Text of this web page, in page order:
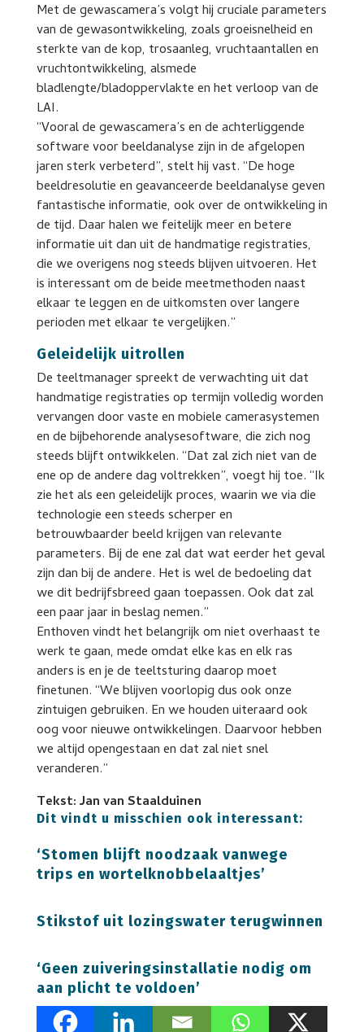
Met de gewascamera’s volgt hij cruciale parameters
van de gewasontwikkeling, zoals groeisnelheid en
sterkte van de kop, trosaanleg, vruchtaantallen en
vruchtontwikkeling, alsmede
bladlengte/bladoppervlakte en het verloop van de
LAI.
“Vooral de gewascamera’s en de achterliggende
software voor beeldanalyse zijn in de afgelopen
jaren sterk verbeterd”, stelt hij vast. “De hoge
beeldresolutie en geavanceerde beeldanalyse geven
fantastische informatie, ook over de ontwikkeling in
de tijd. Daar halen we feitelijk meer en betere
informatie uit dan uit de handmatige registraties,
die we overigens nog steeds blijven uitvoeren. Het
is interessant om de beide meetmethoden naast
elkaar te leggen en de uitkomsten over langere
perioden met elkaar te vergelijken.”
Geleidelijk uitrollen
De teeltmanager spreekt de verwachting uit dat
handmatige registraties op termijn volledig worden
vervangen door vaste en mobiele camerasystemen
en de bijbehorende analysesoftware, die zich nog
steeds blijft ontwikkelen. “Dat zal zich niet van de
ene op de andere dag voltrekken”, voegt hij toe. “Ik
zie het als een geleidelijk proces, waarin we via die
technologie een steeds scherper en
betrouwbaarder beeld krijgen van relevante
parameters. Bij de ene zal dat wat eerder het geval
zijn dan bij de andere. Het is wel de bedoeling dat
we dit bedrijfsbreed gaan toepassen. Ook dat zal
een paar jaar in beslag nemen.”
Enthoven vindt het belangrijk om niet overhaast te
werk te gaan, mede omdat elke kas en elk ras
anders is en je de teeltsturing daarop moet
finetunen. “We blijven voorlopig dus ook onze
zintuigen gebruiken. En we houden uiteraard ook
oog voor nieuwe ontwikkelingen. Daarvoor hebben
we altijd opengestaan en dat zal niet snel
veranderen.”
Tekst: Jan van Staalduinen
Dit vindt u misschien ook interessant:
‘Stomen blijft noodzaak vanwege
trips en wortelknobbelaaltjes’
Stikstof uit lozingswater terugwinnen
‘Geen zuiveringsinstallatie nodig om
aan plicht te voldoen’